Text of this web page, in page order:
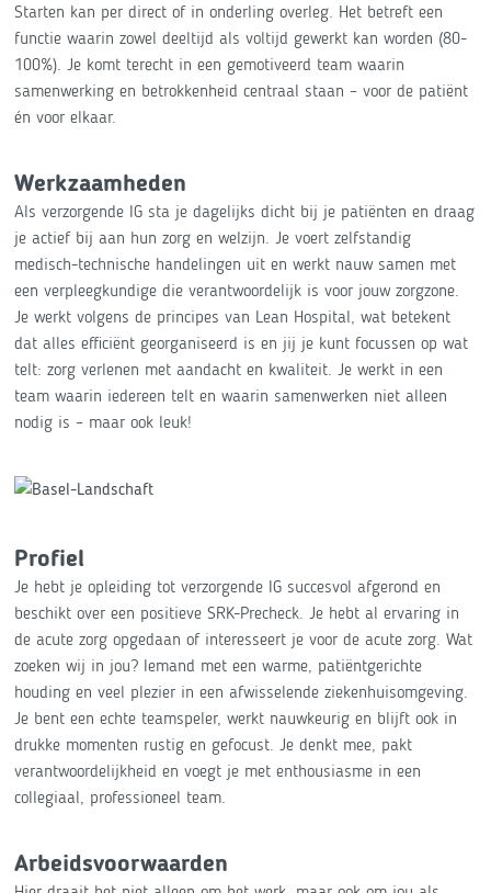
Starten kan per direct of in onderling overleg. Het betreft een
functie waarin zowel deeltijd als voltijd gewerkt kan worden (80-
100%). Je komt terecht in een gemotiveerd team waarin
samenwerking en betrokkenheid centraal staan – voor de patiënt
én voor elkaar.
Werkzaamheden
Als verzorgende IG sta je dagelijks dicht bij je patiënten en draag
je actief bij aan hun zorg en welzijn. Je voert zelfstandig
medisch-technische handelingen uit en werkt nauw samen met
een verpleegkundige die verantwoordelijk is voor jouw zorgzone.
Je werkt volgens de principes van Lean Hospital, wat betekent
dat alles efficiënt georganiseerd is en jij je kunt focussen op wat
telt: zorg verlenen met aandacht en kwaliteit. Je werkt in een
team waarin iedereen telt en waarin samenwerken niet alleen
nodig is – maar ook leuk!
Profiel
Je hebt je opleiding tot verzorgende IG succesvol afgerond en
beschikt over een positieve SRK-Precheck. Je hebt al ervaring in
de acute zorg opgedaan of interesseert je voor de acute zorg. Wat
zoeken wij in jou? Iemand met een warme, patiëntgerichte
houding en veel plezier in een afwisselende ziekenhuisomgeving.
Je bent een echte teamspeler, werkt nauwkeurig en blijft ook in
drukke momenten rustig en gefocust. Je denkt mee, pakt
verantwoordelijkheid en voegt je met enthousiasme in een
collegiaal, professioneel team.
Arbeidsvoorwaarden